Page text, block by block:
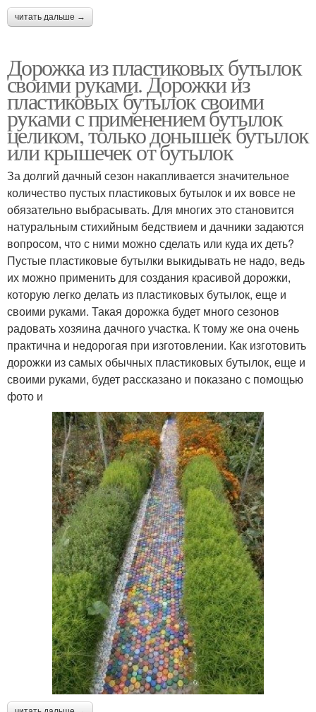
читать дальше →
Дорожка из пластиковых бутылок
своими руками. Дорожки из
пластиковых бутылок своими
руками с применением бутылок
целиком, только донышек бутылок
или крышечек от бутылок
За долгий дачный сезон накапливается значительное
количество пустых пластиковых бутылок и их вовсе не
обязательно выбрасывать. Для многих это становится
натуральным стихийным бедствием и дачники задаются
вопросом, что с ними можно сделать или куда их деть?
Пустые пластиковые бутылки выкидывать не надо, ведь
их можно применить для создания красивой дорожки,
которую легко делать из пластиковых бутылок, еще и
своими руками. Такая дорожка будет много сезонов
радовать хозяина дачного участка. К тому же она очень
практична и недорогая при изготовлении. Как изготовить
дорожки из самых обычных пластиковых бутылок, еще и
своими руками, будет рассказано и показано с помощью
фото и